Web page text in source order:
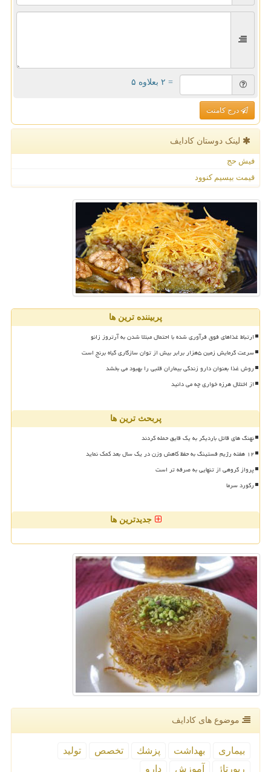
= ۲ بعلاوه ۵
درج کامنت
لینک دوستان كادایف
فیش حج
قیمت بیسیم کنوود
پربیننده ترین ها
ارتباط غذاهای فوق فرآوری شده با احتمال مبتلا شدن به آرتروز زانو
سرعت گرمایش زمین ۵هزار برابر بیش از توان سازگاری گیاه برنج است
روش غذا بعنوان دارو زندگی بیماران قلبی را بهبود می بخشد
از اختلال هرزه خواری چه می دانید
پربحث ترین ها
نهنگ های قاتل باردیگر به یک قایق حمله کردند
۱۲ هفته رژیم فستینگ به حفظ کاهش وزن در یک سال بعد کمک نماید
پرواز گروهی از تنهایی به صرفه تر است
رکورد سرما
جدیدترین ها
موضوع های كادایف
بیماری بهداشت پزشك تخصص
تولید
رپورتاژ
آموزش دارو